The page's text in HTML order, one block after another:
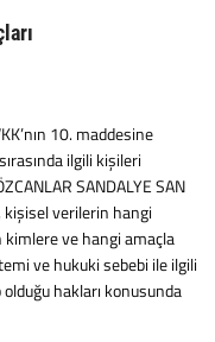
10. maddesine
ilgili kişileri
SANDALYE SAN
kişisel verilerin hangi
ve hangi amaçla
ve hukuki sebebi ile ilgili
hakları konusunda